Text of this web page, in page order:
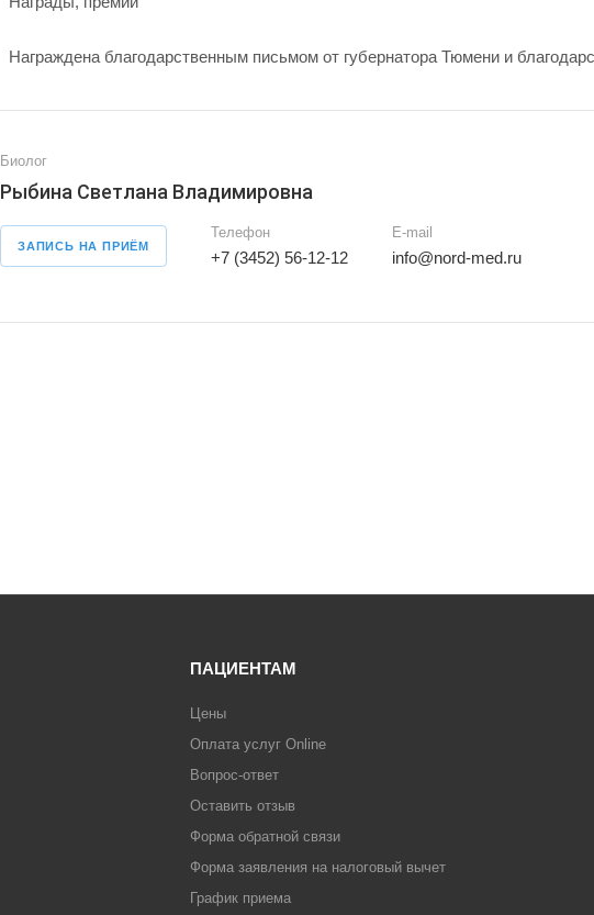
Награждена благодарственным письмом от губернатора Тюмени и
Биолог
Рыбина Светлана Владимировна
ЗАПИСЬ НА ПРИЁМ
Телефон
+7 (3452) 56-12-12
E-mail
info@nord-med.ru
ПАЦИЕНТАМ
Цены
Оплата услуг Online
Вопрос-ответ
Оставить отзыв
Форма обратной связи
Форма заявления на налоговый вычет
График приема